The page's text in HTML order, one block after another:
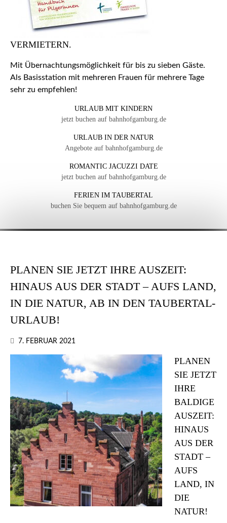
VERMIETERN.
Mit Übernachtungsmöglichkeit für bis zu sieben Gäste.
Als Basisstation mit mehreren Frauen für mehrere Tage
sehr zu empfehlen!
URLAUB MIT KINDERN
jetzt buchen auf bahnhofgamburg.de
URLAUB IN DER NATUR
Angebote auf bahnhofgamburg.de
ROMANTIC JACUZZI DATE
jetzt buchen auf bahnhofgamburg.de
FERIEN IM TAUBERTAL
buchen Sie bequem auf bahnhofgamburg.de
PLANEN SIE JETZT IHRE AUSZEIT:
HINAUS AUS DER STADT – AUFS LAND,
IN DIE NATUR, AB IN DEN TAUBERTAL-
URLAUB!
7. FEBRUAR 2021
PLANEN
SIE JETZT
IHRE
BALDIGE
AUSZEIT:
HINAUS
AUS DER
STADT –
AUFS
LAND, IN
DIE
NATUR!